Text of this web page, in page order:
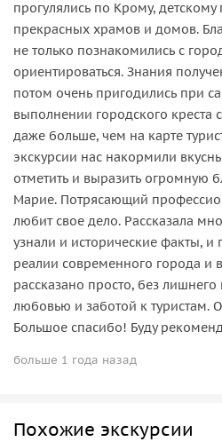
прогулялись по Крому,
прекрасных храмов и домов.
не только познакомились с
ориентироваться. Знания
потом очень пригодились при
выполнении городского креста
даже больше, чем на карте
экскурсии нас накормили
отметить и выразить огромную
Марие. Потрясающий
любит свое дело. Рассказала
узнали и исторические факты, и
реалии современного города и
рассказано просто, без
любовью и заботой к туристам.
Большое спасибо! Буду
больше 1 года назад
Похожие экскурсии